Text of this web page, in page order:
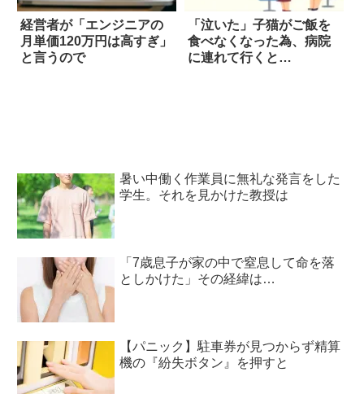
経営者が「エンジニアの
月単価120万円は高すぎ」
と言うので
「泣いた」子猫がご飯を
食べなくなった為、病院
に連れて行くと…
暑い中働く作業員に無礼な発言をした
学生。それを見かけた教授は
「7歳息子が家の中で窒息して命を落
としかけた」その経緯は…
【パニック】駐車券が見つからず精算
機の『紛失ボタン』を押すと